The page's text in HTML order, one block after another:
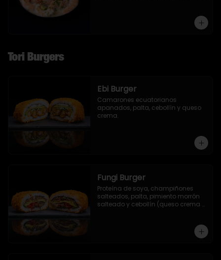
Tori Burgers
Ebi Burger
Camarones ecuatorianos
apanados, palta, cebollín y queso
crema.
Fungi Burger
Proteína de soya, champiñones
salteados, palta, pimiento morrón
salteado y cebollín (queso crema